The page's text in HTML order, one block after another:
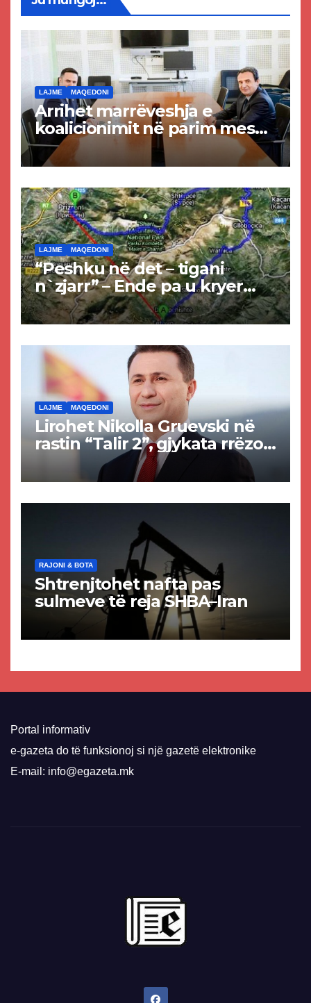
LAJME MAQEDONI
Arrihet marrëveshja e
koalicionimit në parim mes
Kurtit dhe Abdixhikut
LAJME MAQEDONI
“Peshku në det – tigani
n`zjarr” – Ende pa u kryer
projekti i tunelit, komuna e
Tetovës nis punimet për
LAJME MAQEDONI
Lirohet Nikolla Gruevski në
rastin “Talir 2”, gjykata rrëzon
akuzat për ndërtimin e
paligjshëm të selisë së
RAJONI & BOTA
Shtrenjtohet nafta pas
sulmeve të reja SHBA–Iran
Portal informativ
e-gazeta do të funksionoj si një gazetë elektronike
E-mail: info@egazeta.mk